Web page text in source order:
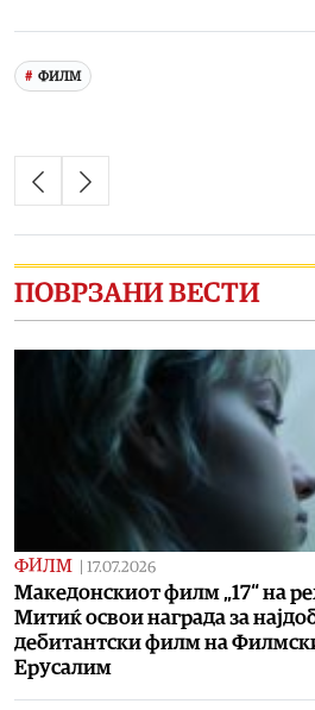
ФИЛМ
ПОВРЗАНИ ВЕСТИ
ФИЛМ 17.07.2026
Македонскиот филм „17“ на
Митиќ освои награда за
дебитантски филм на
Ерусалим